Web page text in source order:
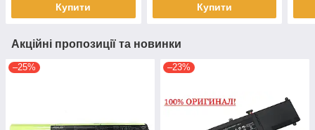
Купити Купити
Акційні пропозиції та новинки
–25% –23%